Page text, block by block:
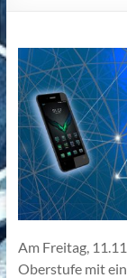
Am Freitag,
Oberstufe mit